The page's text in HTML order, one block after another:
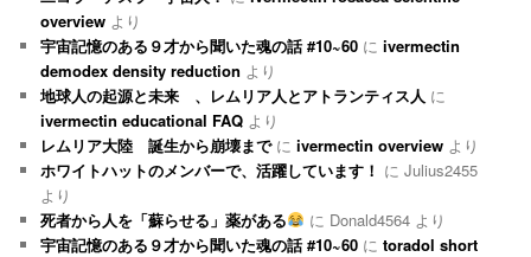
overview より
宇宙記憶のある９才から聞いた魂の話 #10~60 にivermectin
demodex density reduction より
地球人の起源と未来 、レムリア人とアトランティス人 に
ivermectin educational FAQ より
レムリア大陸 誕生から崩壊までにivermectin overview より
ホワイトハットのメンバーで、活躍しています！ にJulius2455
より
死者から人を「蘇らせる」薬がある
に Donald4564より
宇宙記憶のある９才から聞いた魂の話 #10~60 にtoradol short